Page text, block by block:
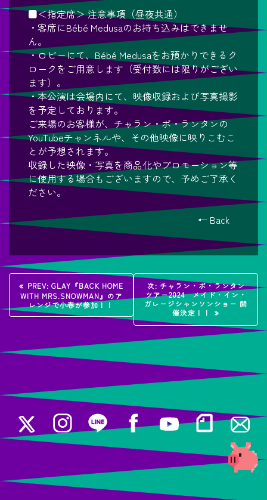
■＜指定席＞ 注意事項（昼夜共通）
・客席にBébé Medusaのお持ち込みはできませ
ん。
・ロビーにて、Bébé Medusaをお預かりできるク
ロークをご用意します（受付数には限りがござい
ます）。
・本公演は会場内にて、映像収録および写真撮影
を予定しております。
ご来場のお客様が、チャラン・ポ・ランタンの
YouTubeチャンネルや、その他映像に映りこむこ
とが予想されます。
収録した映像・写真を商品化やプロモーション等
に使用する場合もございますので、予めご了承く
ださい。
← Back
投
稿
ビ
ゲ
ー
シ
ン
PREV: 過
去
の
投
稿:
GLAY『BACK HOME
WITH MRS.SNOWMAN』のア
レンジで小春が参加！！
次: 次
の
投
チャラン・ポ・ランタン
ツアー2024 メイド・イン・
ガレージシャンソンショー 開
催決定！！